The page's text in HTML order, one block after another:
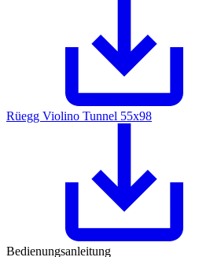
Rüegg Violino Tunnel 55x98
Bedienungsanleitung